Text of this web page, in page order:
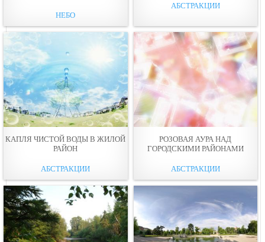
НЕБО
АБСТРАКЦИИ
КАПЛЯ ЧИСТОЙ ВОДЫ В ЖИЛОЙ
РАЙОН
АБСТРАКЦИИ
РОЗОВАЯ АУРА НАД
ГОРОДСКИМИ РАЙОНАМИ
АБСТРАКЦИИ